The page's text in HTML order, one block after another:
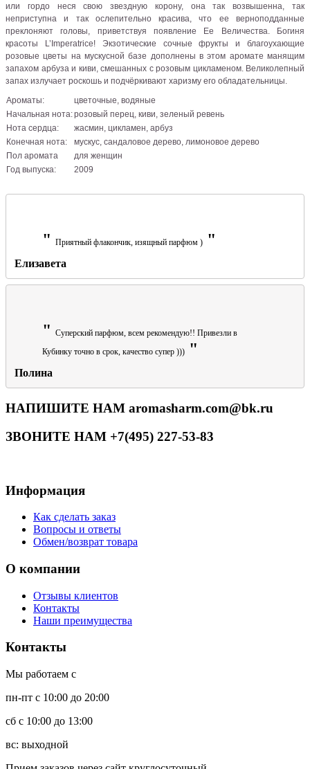
или гордо неся свою звездную корону, она так возвышенна, так
неприступна и так ослепительно красива, что ее верноподданные
преклоняют головы, приветствуя появление Ее Величества. Богиня
красоты L’Imperatrice! Экзотические сочные фрукты и благоухающие
розовые цветы на мускусной базе дополнены в этом аромате манящим
запахом арбуза и киви, смешанных с розовым цикламеном. Великолепный
запах излучает роскошь и подчёркивают харизму его обладательницы.
Ароматы:
цветочные, водяные
Начальная нота:розовый перец, киви, зеленый ревень
Нота сердца:
жасмин, цикламен, арбуз
Конечная нота:
мускус, сандаловое дерево, лимоновое дерево
Пол аромата
для женщин
Год выпуска:
2009
Приятный флакончик, изящный парфюм )
Елизавета
Суперский парфюм, всем рекомендую!! Привезли в
Кубинку точно в срок, качество супер )))
Полина
НАПИШИТЕ НАМ aromasharm.com@bk.ru
ЗВОНИТЕ НАМ +7(495) 227-53-83
Информация
Как сделать заказ
Вопросы и ответы
Обмен/возврат товара
О компании
Отзывы клиентов
Контакты
Наши преимущества
Контакты
Мы работаем с
пн-пт с 10:00 до 20:00
сб с 10:00 до 13:00
вс: выходной